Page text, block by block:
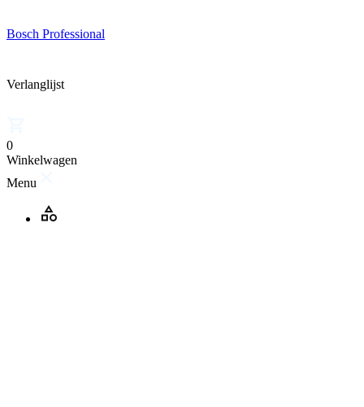
Bosch Professional
Verlanglijst
0
Winkelwagen
Menu